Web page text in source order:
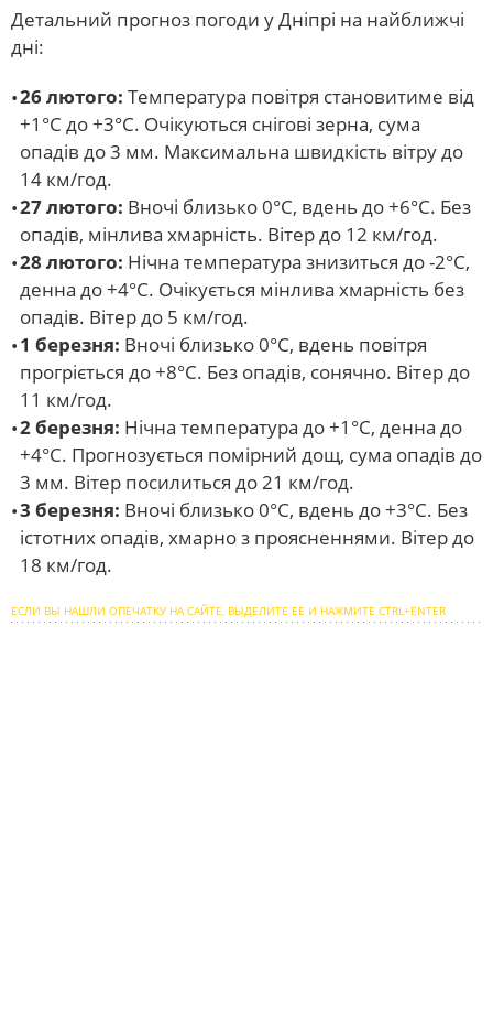
Детальний прогноз погоди у Дніпрі на найближчі
дні:
26 лютого: Температура повітря становитиме від
+1°С до +3°С. Очікуються снігові зерна, сума
опадів до 3 мм. Максимальна швидкість вітру до
14 км/год.
27 лютого: Вночі близько 0°С, вдень до +6°С. Без
опадів, мінлива хмарність. Вітер до 12 км/год.
28 лютого: Нічна температура знизиться до -2°С,
денна до +4°С. Очікується мінлива хмарність без
опадів. Вітер до 5 км/год.
1 березня: Вночі близько 0°С, вдень повітря
прогріється до +8°С. Без опадів, сонячно. Вітер до
11 км/год.
2 березня: Нічна температура до +1°С, денна до
+4°С. Прогнозується помірний дощ, сума опадів до
3 мм. Вітер посилиться до 21 км/год.
3 березня: Вночі близько 0°С, вдень до +3°С. Без
істотних опадів, хмарно з проясненнями. Вітер до
18 км/год.
ЕСЛИ ВЫ НАШЛИ ОПЕЧАТКУ НА САЙТЕ, ВЫДЕЛИТЕ ЕЕ И НАЖМИТЕ CTRL+ENTER